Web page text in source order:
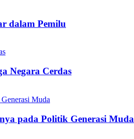
dalam Pemilu
Negara Cerdas
pada Politik Generasi Muda